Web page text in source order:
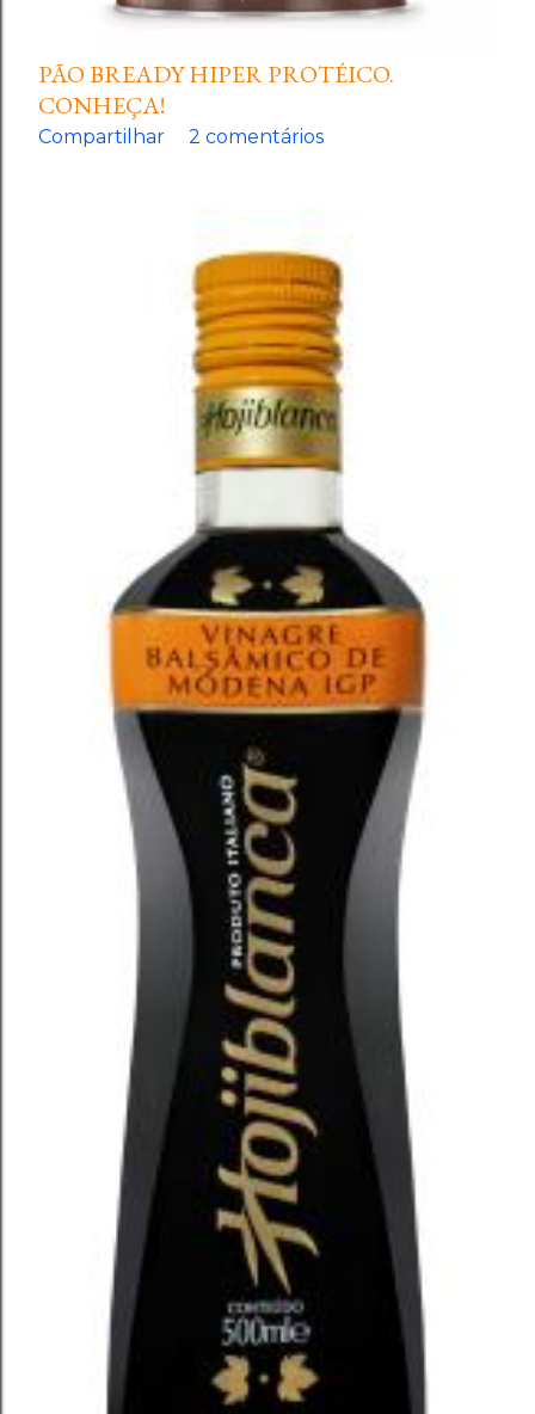
PÃO BREADY HIPER PROTÉICO.
CONHEÇA!
Compartilhar 2 comentários